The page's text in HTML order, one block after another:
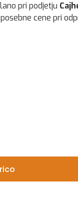
pri podjetju
cene pri